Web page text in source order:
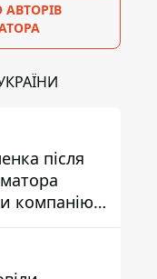
після
компанію-